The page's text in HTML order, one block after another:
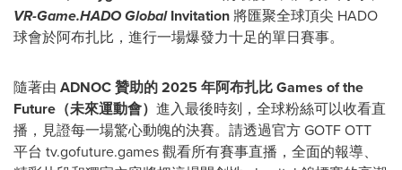
VR-Game.HADO GlobalInvitation將匯聚全球頂尖 HADO
球會於阿布扎比，進行一場爆發力十足的單日賽事。
隨著由 ADNOC贊助的2025 年阿布扎比Games of the
Future （未來運動會） 進入最後時刻，全球粉絲可以收看直
播，見證每一場驚心動魄的決賽。請透過官方 GOTF OTT
平台 tv.gofuture.games 觀看所有賽事直播，全面的報導、